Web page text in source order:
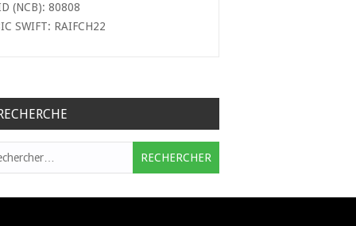
(NCB): 80808
SWIFT: RAIFCH22
RECHERCHE
: